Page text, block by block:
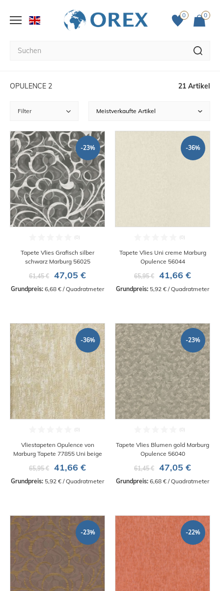
0 0
OPULENCE 2 21 Artikel
Filter
-23%
Tapete Vlies Grafisch silber
schwarz Marburg 56025
61,45 €
47,05 €
Grundpreis: 6,68 € / Quadratmeter
-36%
Tapete Vlies Uni creme Marburg
Opulence 56044
65,95 €
41,66 €
Grundpreis: 5,92 € / Quadratmeter
-36%
Vliestapeten Opulence von
Marburg Tapete 77855 Uni beige
65,95 €
41,66 €
Grundpreis: 5,92 € / Quadratmeter
-23%
Tapete Vlies Blumen gold Marburg
Opulence 56040
61,45 €
47,05 €
Grundpreis: 6,68 € / Quadratmeter
-23% -22%